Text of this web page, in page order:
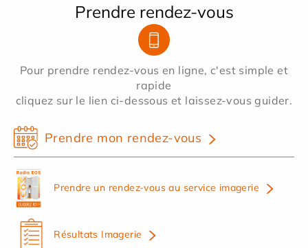
Prendre rendez-vous
Pour prendre rendez-vous en ligne, c'est simple et
rapide
cliquez sur le lien ci-dessous et laissez-vous guider.
Prendre mon rendez-vous
Prendre un rendez-vous au service imagerie
Résultats Imagerie